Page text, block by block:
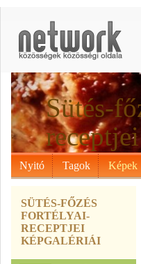
Sütés-
receptjei
Nyitó Tagok Képek
SÜTÉS-FŐZÉS
FORTÉLYAI-
RECEPTJEI
KÉPGALÉRIÁI